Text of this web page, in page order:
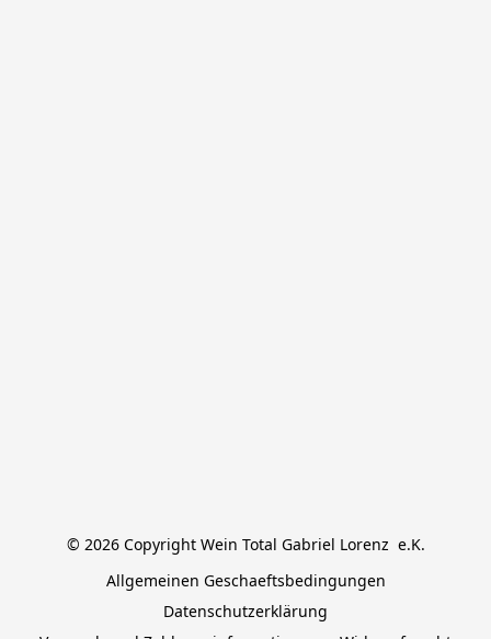
© 2026 Copyright Wein Total Gabriel Lorenz  e.K.
Allgemeinen Geschaeftsbedingungen
Datenschutzerklärung